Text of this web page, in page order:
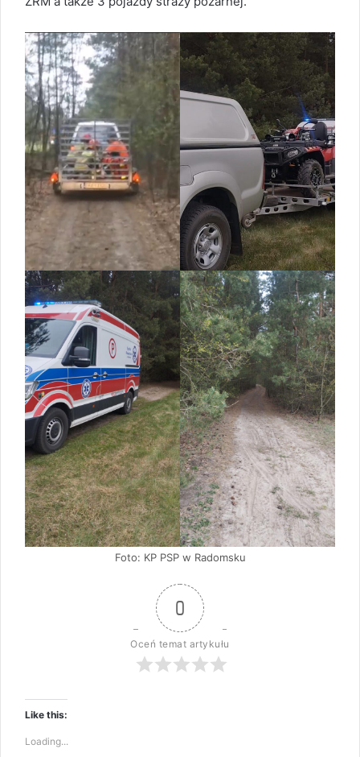
Foto: KP PSP w Radomsku
0
Oceń temat artykułu
Like this:
Loading...